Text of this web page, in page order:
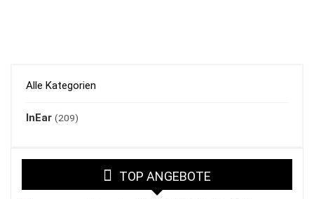
Alle Kategorien
InEar (209)
TOP ANGEBOTE